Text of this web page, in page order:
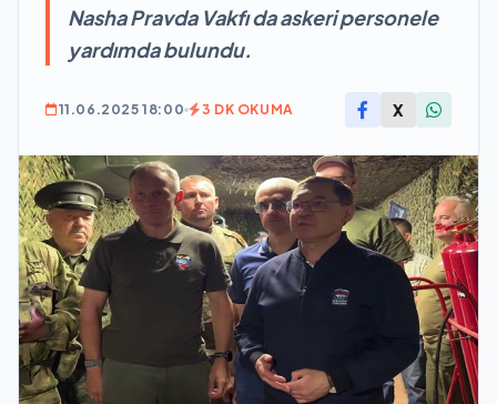
Nasha Pravda Vakfı da askeri personele
yardımda bulundu.
11.06.2025 18:00 3 DK OKUMA X